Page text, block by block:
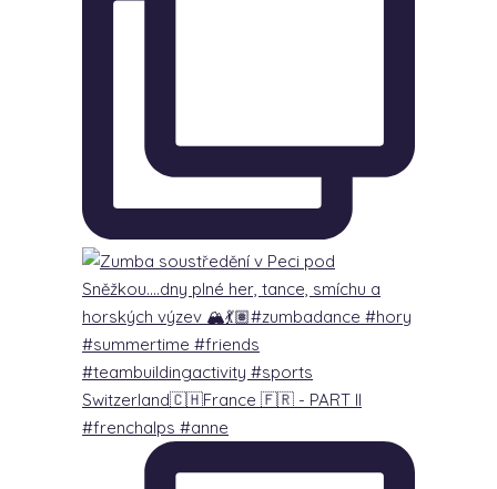
Switzerland🇨🇭France 🇫🇷 - PART lI
#frenchalps #anne